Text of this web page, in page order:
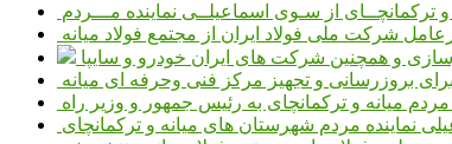
از سـوی اسماعیلــی نماینده مـــردم
شرکت ملی فولاد ایران از مجتمع فولاد میانه
و همچنین شرکت های ایران خودرو و سایپا
میانه و ترکمانچای به رئیس جمهور و وزیر راه
نماینده مردم شهرستان های میانه و ترکمانچای